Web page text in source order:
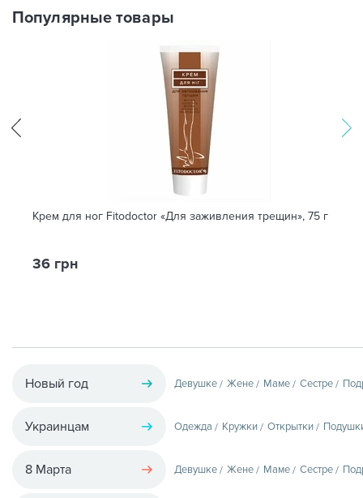
Популярные товары
Крем для ног Fitodoctor «Для заживления трещин», 75 г
36 грн
Новый год Девушке Жене Маме Сестре
Украинцам Одежда Кружки Открытки
8 Марта Девушке Жене Маме Сестре